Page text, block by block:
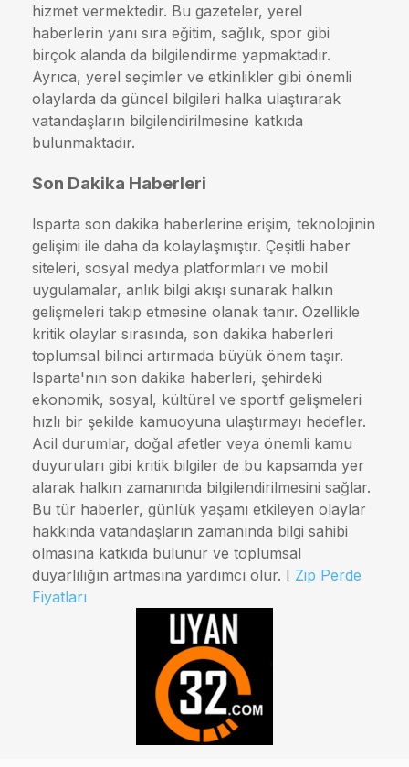
hizmet vermektedir. Bu gazeteler, yerel
haberlerin yanı sıra eğitim, sağlık, spor gibi
birçok alanda da bilgilendirme yapmaktadır.
Ayrıca, yerel seçimler ve etkinlikler gibi önemli
olaylarda da güncel bilgileri halka ulaştırarak
vatandaşların bilgilendirilmesine katkıda
bulunmaktadır.
Son Dakika Haberleri
Isparta son dakika haberlerine erişim, teknolojinin
gelişimi ile daha da kolaylaşmıştır. Çeşitli haber
siteleri, sosyal medya platformları ve mobil
uygulamalar, anlık bilgi akışı sunarak halkın
gelişmeleri takip etmesine olanak tanır. Özellikle
kritik olaylar sırasında, son dakika haberleri
toplumsal bilinci artırmada büyük önem taşır.
Isparta'nın son dakika haberleri, şehirdeki
ekonomik, sosyal, kültürel ve sportif gelişmeleri
hızlı bir şekilde kamuoyuna ulaştırmayı hedefler.
Acil durumlar, doğal afetler veya önemli kamu
duyuruları gibi kritik bilgiler de bu kapsamda yer
alarak halkın zamanında bilgilendirilmesini sağlar.
Bu tür haberler, günlük yaşamı etkileyen olaylar
hakkında vatandaşların zamanında bilgi sahibi
olmasına katkıda bulunur ve toplumsal
duyarlılığın artmasına yardımcı olur. I Zip Perde
Fiyatları